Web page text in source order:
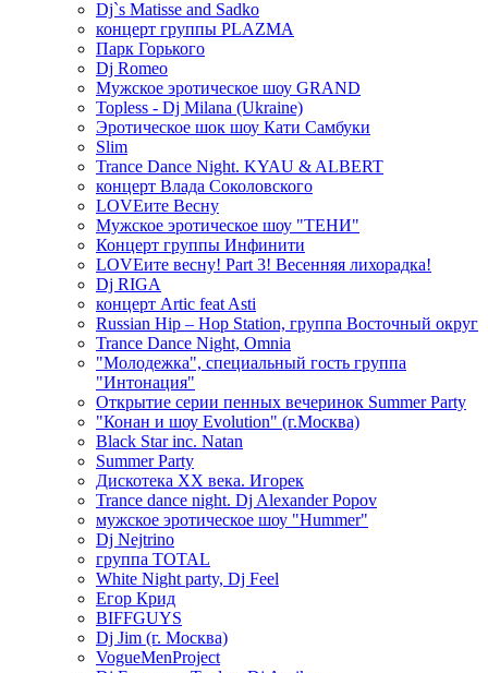
Dj`s Matisse and Sadko
концерт группы PLAZMA
Парк Горького
Dj Romeo
Мужское эротическое шоу GRAND
Topless - Dj Milana (Ukraine)
Эротическое шок шоу Кати Самбуки
Slim
Trance Dance Night. KYAU & ALBERT
концерт Влада Соколовского
LOVEите Весну
Мужское эротическое шоу "ТЕНИ"
Концерт группы Инфинити
LOVEите весну! Part 3! Весенняя лихорадка!
Dj RIGA
концерт Artic feat Asti
Russian Hip – Hop Station, группа Восточный округ
Trance Dance Night, Omnia
"Молодежка", специальный гость группа
"Интонация"
Открытие серии пенных вечеринок Summer Party
"Конан и шоу Evolution" (г.Москва)
Black Star inc. Natan
Summer Party
Дискотека ХХ века. Игорек
Trance dance night. Dj Alexander Popov
мужское эротическое шоу "Hummer"
Dj Nejtrino
группа TOTAL
White Night party, Dj Feel
Егор Крид
BIFFGUYS
Dj Jim (г. Москва)
VogueMenProject